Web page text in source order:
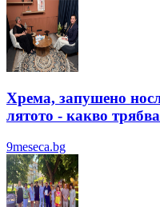
Хрема, запушено
лятотo - какво
9meseca.bg